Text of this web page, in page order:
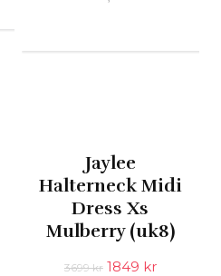
Jaylee
Halterneck Midi
Dress Xs
Mulberry (uk8)
3699kr Det
1849 krDet